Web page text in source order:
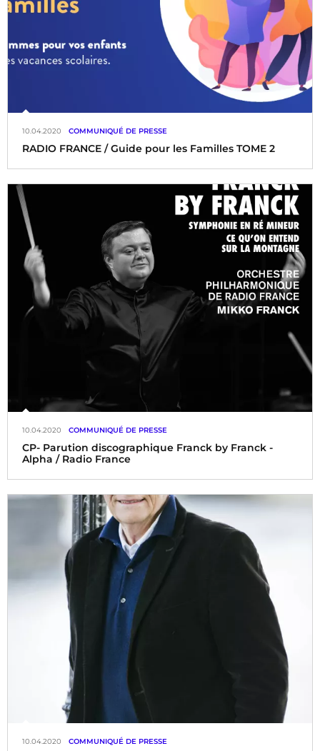
RADIO FRANCE / Guide pour les Familles TOME 2
10.04.2020 COMMUNIQUÉ DE PRESSE
CP- Parution discographique Franck by Franck -
Alpha / Radio France
10.04.2020 COMMUNIQUÉ DE PRESSE
10.04.2020 COMMUNIQUÉ DE PRESSE